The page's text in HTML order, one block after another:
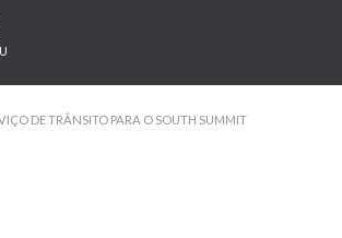
recolher
DE TRÂNSITO PARA O SOUTH SUMMIT